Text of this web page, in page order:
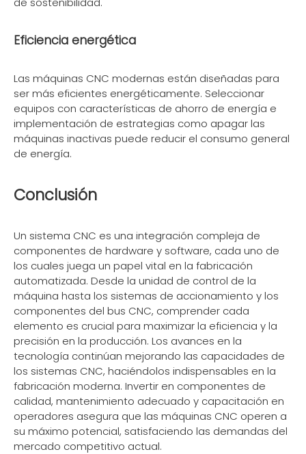
Eficiencia energética
Las máquinas CNC modernas están diseñadas para
ser más eficientes energéticamente. Seleccionar
equipos con características de ahorro de energía e
implementación de estrategias como apagar las
máquinas inactivas puede reducir el consumo general
de energía.
Conclusión
Un sistema CNC es una integración compleja de
componentes de hardware y software, cada uno de
los cuales juega un papel vital en la fabricación
automatizada. Desde la unidad de control de la
máquina hasta los sistemas de accionamiento y los
componentes del bus CNC, comprender cada
elemento es crucial para maximizar la eficiencia y la
precisión en la producción. Los avances en la
tecnología continúan mejorando las capacidades de
los sistemas CNC, haciéndolos indispensables en la
fabricación moderna. Invertir en componentes de
calidad, mantenimiento adecuado y capacitación en
operadores asegura que las máquinas CNC operen a
su máximo potencial, satisfaciendo las demandas del
mercado competitivo actual.